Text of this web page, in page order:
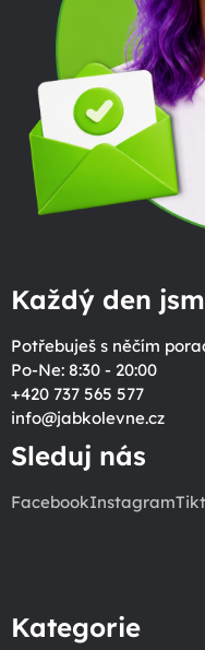
Každý den
Potřebuješ s něčím
Po-Ne: 8:30 - 20:00
+420 737 565 577
info@jabkolevne.cz
Sleduj nás
FacebookInstagram
Kategorie